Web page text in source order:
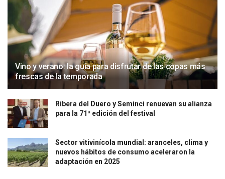
Vino y verano: la guía para disfrutar de las copas más
frescas de la temporada
Ribera del Duero y Seminci renuevan su alianza
para la 71ª edición del festival
Sector vitivinícola mundial: aranceles, clima y
nuevos hábitos de consumo aceleraron la
adaptación en 2025